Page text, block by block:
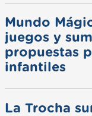
Mundo
juegos y
propuestas
infantiles
La Trocha